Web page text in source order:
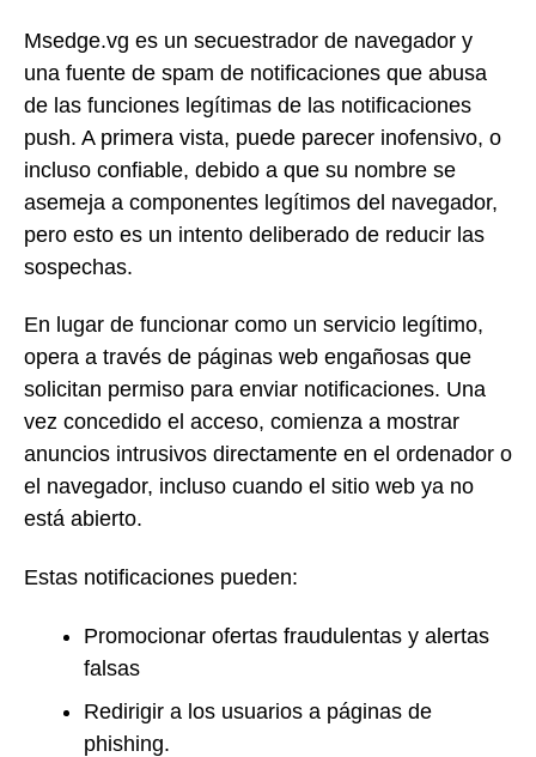
Msedge.vg es un secuestrador de navegador y
una fuente de spam de notificaciones que abusa
de las funciones legítimas de las notificaciones
push. A primera vista, puede parecer inofensivo, o
incluso confiable, debido a que su nombre se
asemeja a componentes legítimos del navegador,
pero esto es un intento deliberado de reducir las
sospechas.
En lugar de funcionar como un servicio legítimo,
opera a través de páginas web engañosas que
solicitan permiso para enviar notificaciones. Una
vez concedido el acceso, comienza a mostrar
anuncios intrusivos directamente en el ordenador o
el navegador, incluso cuando el sitio web ya no
está abierto.
Estas notificaciones pueden:
Promocionar ofertas fraudulentas y alertas
falsas
Redirigir a los usuarios a páginas de
phishing.